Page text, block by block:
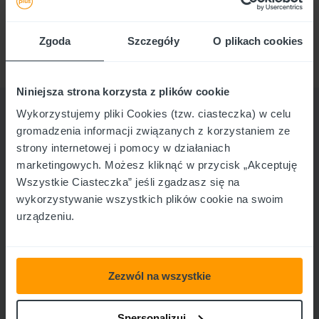
Zgoda Szczegóły O plikach cookies
Niniejsza strona korzysta z plików cookie
Wykorzystujemy pliki Cookies (tzw. ciasteczka) w celu
gromadzenia informacji związanych z korzystaniem ze
strony internetowej i pomocy w działaniach
marketingowych. Możesz kliknąć w przycisk „Akceptuję
Wszystkie Ciasteczka” jeśli zgadzasz się na
wykorzystywanie wszystkich plików cookie na swoim
urządzeniu.
Zezwól na wszystkie
aby korzystać z pożyczek wyłącznie od zaufanych
podmiotów.
Polecane artykuły!
​ Poznaj najnowsze informacje o pożyczkach
pozabankowych i nie tylko!